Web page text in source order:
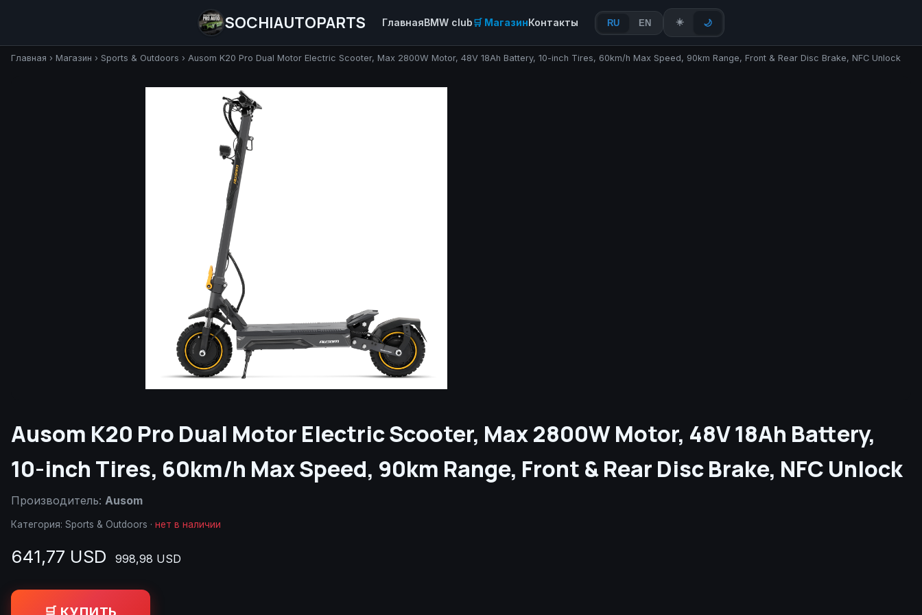
SOCHIAUTOPARTS ГлавнаяBMW club🛒 МагазинКонтакты RU EN ☀️ 🌙
Главная › Магазин › Sports & Outdoors › Ausom K20 Pro Dual Motor Electric Scooter, Max 2800W Motor, 48V 18Ah Battery, 10-inch Tires, 60km/h Max Speed, 90km Range, Front & Rear Disc Brake, NFC Unlock
Ausom K20 Pro Dual Motor Electric Scooter, Max 2800W Motor, 48V 18Ah Battery,
10-inch Tires, 60km/h Max Speed, 90km Range, Front & Rear Disc Brake, NFC Unlock
Производитель: Ausom
Категория: Sports & Outdoors · нет в наличии
641,77 USD 998,98 USD
🛒 КУПИТЬ